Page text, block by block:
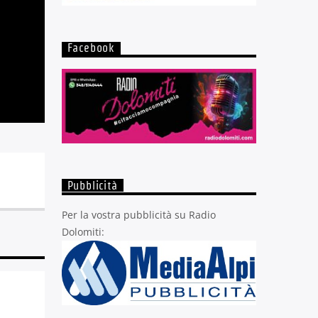
Facebook
Pubblicità
Per la vostra pubblicità su Radio
Dolomiti: